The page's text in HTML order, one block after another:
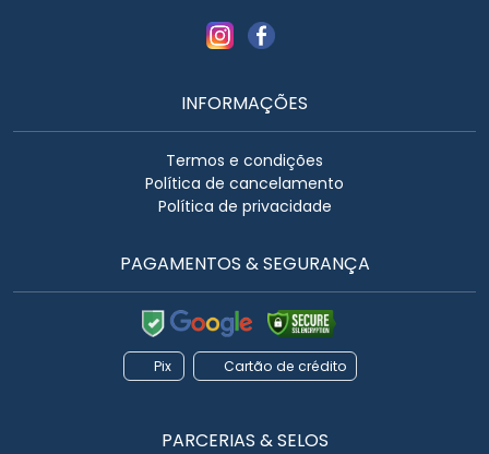
INFORMAÇÕES
Termos e condições
Política de cancelamento
Política de privacidade
PAGAMENTOS & SEGURANÇA
Pix Cartão de crédito
PARCERIAS & SELOS